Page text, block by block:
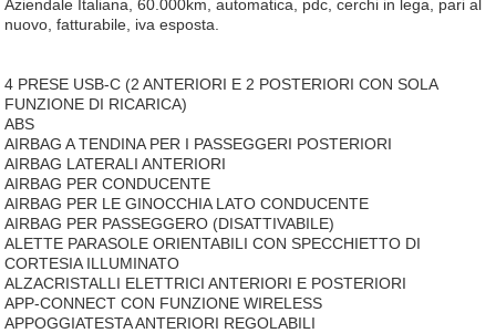
Aziendale Italiana, 60.000km, automatica, pdc, cerchi in lega, pari al
nuovo, fatturabile, iva esposta.
4 PRESE USB-C (2 ANTERIORI E 2 POSTERIORI CON SOLA
FUNZIONE DI RICARICA)
ABS
AIRBAG A TENDINA PER I PASSEGGERI POSTERIORI
AIRBAG LATERALI ANTERIORI
AIRBAG PER CONDUCENTE
AIRBAG PER LE GINOCCHIA LATO CONDUCENTE
AIRBAG PER PASSEGGERO (DISATTIVABILE)
ALETTE PARASOLE ORIENTABILI CON SPECCHIETTO DI
CORTESIA ILLUMINATO
ALZACRISTALLI ELETTRICI ANTERIORI E POSTERIORI
APP-CONNECT CON FUNZIONE WIRELESS
APPOGGIATESTA ANTERIORI REGOLABILI